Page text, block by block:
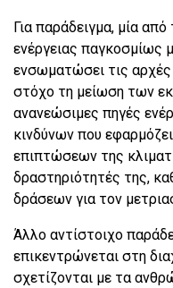
Για παράδειγμα, μία
ενέργειας παγκοσμίως
ενσωματώσει τις αρχές
στόχο τη μείωση των
ανανεώσιμες πηγές
κινδύνων που
επιπτώσεων της
δραστηριότητές της,
δράσεων για τον
Άλλο αντίστοιχο
επικεντρώνεται στη
σχετίζονται με τα